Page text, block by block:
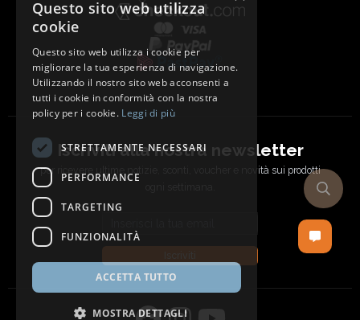
Iscriviti alla nostra newsletter
per ricevere ultime notizie, sconti, voucher e novità sui prodotti
Questo sito web utilizza
cookie
Questo sito web utilizza i cookie per
migliorare la tua esperienza di navigazione.
Utilizzando il nostro sito web acconsenti a
tutti i cookie in conformità con la nostra
policy per i cookie. Leggi di più
STRETTAMENTE NECESSARI
PERFORMANCE
TARGETING
FUNZIONALITÀ
ACCETTA TUTTO
MOSTRA DETTAGLI